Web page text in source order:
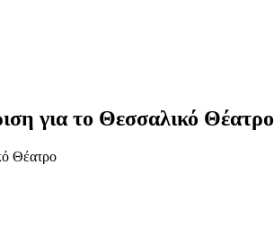
για το Θεσσαλικό Θέατρο